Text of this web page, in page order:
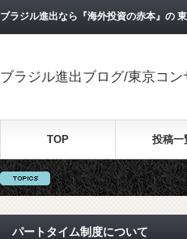
ブラジル進出なら『海外投資の赤本』の
ブラジル進出ブログ/東京コ
TOP 投稿一
パートタイム制度について